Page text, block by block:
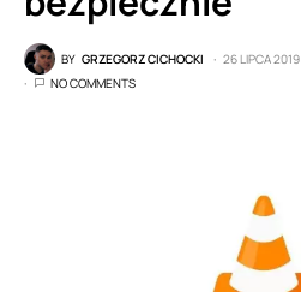
BY GRZEGORZ CICHOCKI 26 LIPCA 2019
NO COMMENTS